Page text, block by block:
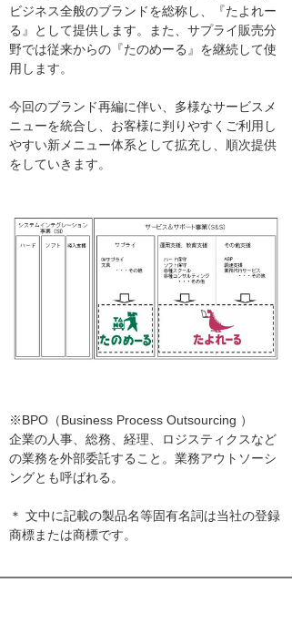
ビジネス全般のブランドを総称し、『たよれー
る』として提供します。また、サプライ販売分
野では従来からの『たのめーる』を継続して使
用します。
今回のブランド再編に伴い、多様なサービスメ
ニューを統合し、お客様に判りやすくご利用し
やすい新メニュー体系として拡充し、順次提供
をしていきます。
※BPO（Business Process Outsourcing ）
企業の人事、総務、経理、ロジスティクスなど
の業務を外部委託すること。業務アウトソーシ
ングとも呼ばれる。
＊ 文中に記載の製品名等固有名詞は当社の登録
商標または商標です。